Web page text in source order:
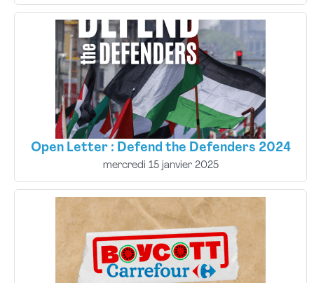
Open Letter : Defend the Defenders 2024
mercredi 15 janvier 2025